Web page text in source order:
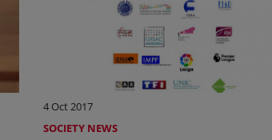
4 Oct 2017
SOCIETY NEWS